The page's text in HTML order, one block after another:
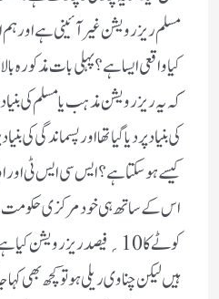
مسلم ریزرویشن غیر آئینی ہے اور
کیا واقعی ایساہے ؟ پہلی بات مذکورہ
کہ یہ ریزرویشن مذہب یا مسلم کی بنیاد
کی بنیاد پر دیا گیاتھا اور پسماندگی کی
کیسے ہو سکتا ہے ؟ ایس سی ایس ٹی
اس کے ساتھ ہی خود مرکزی حکومت
کوٹے کا 10؍فیصد ریزرویشن
ہیں لیکن چناوی ریلی ہو تو کچھ بھی کہا